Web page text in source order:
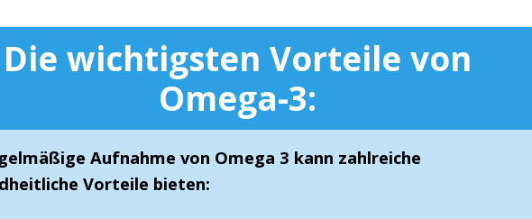
Die wichtigsten Vorteile von
Omega-3:
Aufnahme von Omega 3 kann zahlreiche
Vorteile bieten: